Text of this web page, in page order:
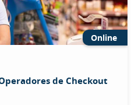
Online
de Checkout